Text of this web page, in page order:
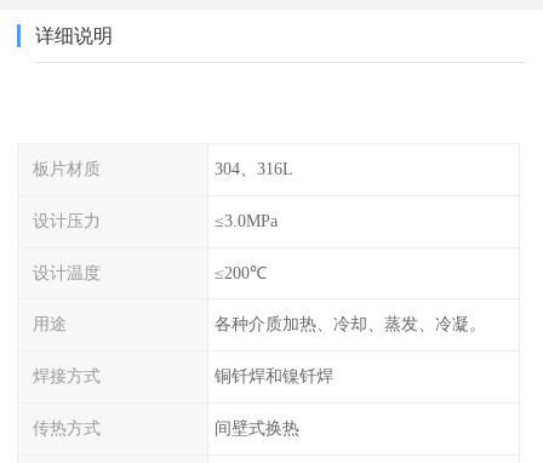
详细说明
板片材质 304、316L
设计压力 ≤3.0MPa
设计温度 ≤200℃
用途 各种介质加热、冷却、蒸发、冷凝。
焊接方式 铜钎焊和镍钎焊
传热方式 间壁式换热